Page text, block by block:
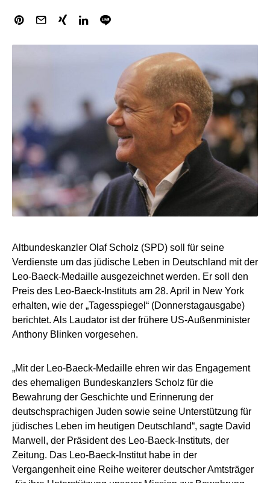
Altbundeskanzler Olaf Scholz (SPD) soll für seine
Verdienste um das jüdische Leben in Deutschland mit der
Leo-Baeck-Medaille ausgezeichnet werden. Er soll den
Preis des Leo-Baeck-Instituts am 28. April in New York
erhalten, wie der „Tagesspiegel“ (Donnerstagausgabe)
berichtet. Als Laudator ist der frühere US-Außenminister
Anthony Blinken vorgesehen.
„Mit der Leo-Baeck-Medaille ehren wir das Engagement
des ehemaligen Bundeskanzlers Scholz für die
Bewahrung der Geschichte und Erinnerung der
deutschsprachigen Juden sowie seine Unterstützung für
jüdisches Leben im heutigen Deutschland“, sagte David
Marwell, der Präsident des Leo-Baeck-Instituts, der
Zeitung. Das Leo-Baeck-Institut habe in der
Vergangenheit eine Reihe weiterer deutscher Amtsträger